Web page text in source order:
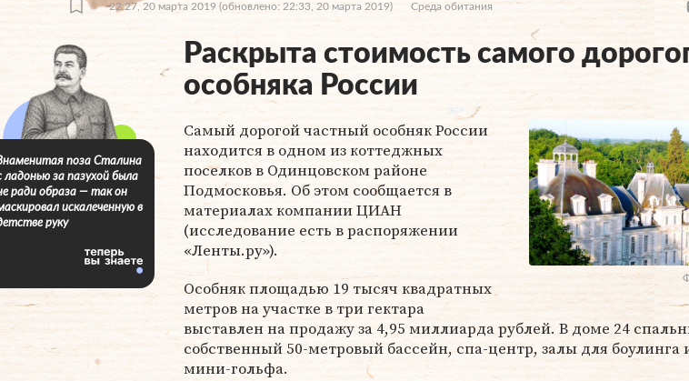
22:27, 20 марта 2019 (обновлено: 22:33, 20 марта 2019) Среда обитания
Раскрыта стоимость самого
особняка России
Самый дорогой частный особняк России
находится в одном из коттеджных
поселков в Одинцовском районе
Подмосковья. Об этом сообщается в
материалах компании ЦИАН
(исследование есть в распоряжении
«Ленты.ру»).
Особняк площадью 19 тысяч квадратных
метров на участке в три гектара
выставлен на продажу за 4,95 миллиарда рублей. В доме 24
собственный 50-метровый бассейн, спа-центр, залы для боулинга
мини-гольфа.
поза Сталина
ладонью за пазухой была
ради образа — так он
искалеченную в
руку